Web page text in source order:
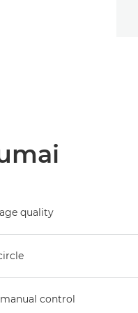
quality
control